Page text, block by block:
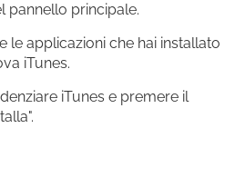
pannello principale.
le applicazioni che hai installato
iTunes.
iTunes e premere il